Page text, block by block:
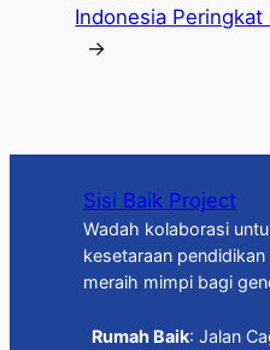
Indonesia
→
Sisi Baik Project
Wadah kolaborasi
kesetaraan
meraih mimpi bagi
Rumah Baik: Jalan